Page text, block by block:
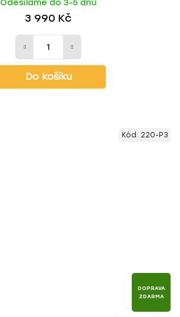
Odesíláme do 3-5 dnů
3 990 Kč
Do košíku
DOPRAVA
ZDARMA
Kód: 220-P3